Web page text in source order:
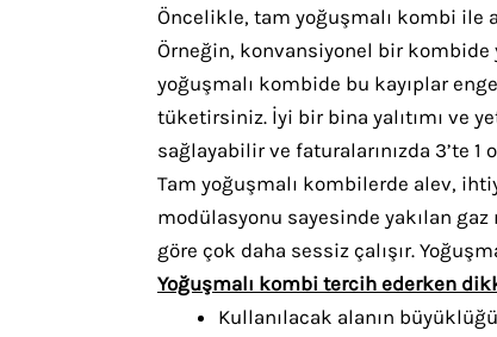
Öncelikle, tam yoğuşmalı kombi ile
Örneğin, konvansiyonel bir kombide
yoğuşmalı kombide bu kayıplar
tüketirsiniz. İyi bir bina yalıtımı ve
sağlayabilir ve faturalarınızda 3’te
Tam yoğuşmalı kombilerde alev,
modülasyonu sayesinde yakılan
göre çok daha sessiz çalışır.
Yoğuşmalı kombi tercih ederken
Kullanılacak alanın